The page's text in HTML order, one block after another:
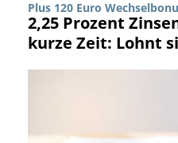
Plus 120 Euro
2,25 Prozent
kurze Zeit: Lohnt